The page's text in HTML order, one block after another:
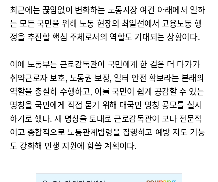
최근에는 끊임없이 변화하는 노동시장 여건 아래에서 일하
는 모든 국민을 위해 노동 현장의 최일선에서 고용노동 행
정을 추진할 핵심 주체로서의 역할도 기대되는 상황이다.
이에 노동부는 근로감독관이 국민에게 한 걸음 더 다가가
취약근로자 보호, 노동권 보장, 일터 안전 확보라는 본래의
역할을 충실히 수행하고, 이를 국민이 쉽게 공감할 수 있는
명칭을 국민에게 직접 묻기 위해 대국민 명칭 공모를 실시
하기로 했다. 새 명칭을 토대로 근로감독관이 보다 전문적
이고 종합적으로 노동관계법령을 집행하고 예방 지도 기능
도 강화해 민생 지원에 힘쓸 계획이다.